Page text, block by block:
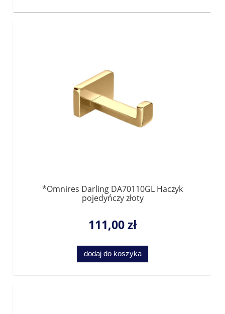
*Omnires Darling DA70110GL Haczyk
pojedyńczy złoty
111,00 zł
dodaj do koszyka